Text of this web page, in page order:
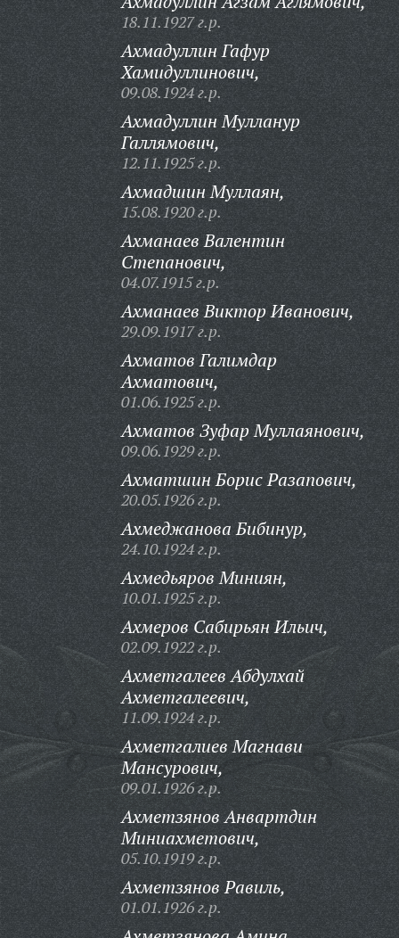
18.11.1927 г.р.
Ахмадуллин Гафур
Хамидуллинович,
09.08.1924 г.р.
Ахмадуллин Мулланур
Галлямович,
12.11.1925 г.р.
Ахмадшин Муллаян,
15.08.1920 г.р.
Ахманаев Валентин
Степанович,
04.07.1915 г.р.
Ахманаев Виктор Иванович,
29.09.1917 г.р.
Ахматов Галимдар
Ахматович,
01.06.1925 г.р.
Ахматов Зуфар Муллаянович,
09.06.1929 г.р.
Ахматшин Борис Разапович,
20.05.1926 г.р.
Ахмеджанова Бибинур,
24.10.1924 г.р.
Ахмедьяров Миниян,
10.01.1925 г.р.
Ахмеров Сабирьян Ильич,
02.09.1922 г.р.
Ахметгалеев Абдулхай
Ахметгалеевич,
11.09.1924 г.р.
Ахметгалиев Магнави
Мансурович,
09.01.1926 г.р.
Ахметзянов Анвартдин
Миниахметович,
05.10.1919 г.р.
Ахметзянов Равиль,
01.01.1926 г.р.